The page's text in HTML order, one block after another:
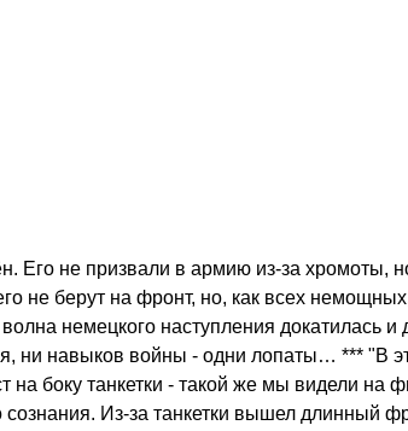
Его не призвали в армию из-за хромоты,
не берут на фронт, но, как всех
немецкого наступления докатилась
ни навыков войны - одни лопаты… *** "В
боку танкетки - такой же мы видели на
Из-за танкетки вышел длинный